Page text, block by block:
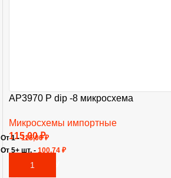
AP3970 P dip -8 микросхема
Микросхемы импортные
115,00₽
В КОРЗИНУ
От 1 -115,00₽
От 5+ шт. - 100,74 ₽